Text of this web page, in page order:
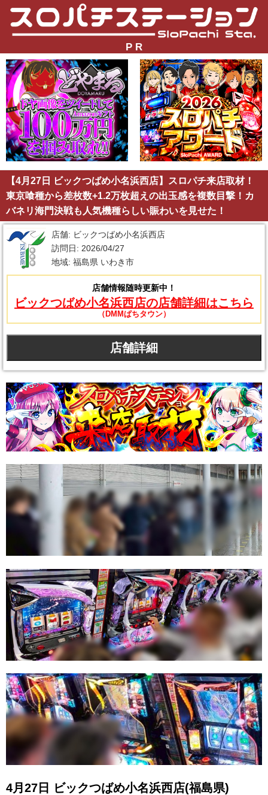
P R
【4月27日 ビックつばめ小名浜西店】スロパチ来店取材！
東京喰種から差枚数+1.2万枚超えの出玉感を複数目撃！カ
バネリ海門決戦も人気機種らしい賑わいを見せた！
店舗: ビックつばめ小名浜西店
訪問日: 2026/04/27
地域: 福島県 いわき市
店舗情報随時更新中！
ビックつばめ小名浜西店の店舗詳細はこちら
（DMMぱちタウン）
店舗詳細
4月27日 ビックつばめ小名浜西店(福島県)